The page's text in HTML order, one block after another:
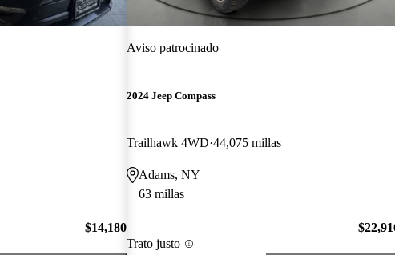
$14,180
Aviso patrocinado
2024 Jeep Compass
Trailhawk 4WD 44,075 millas
Adams, NY
63 millas
Trato justo